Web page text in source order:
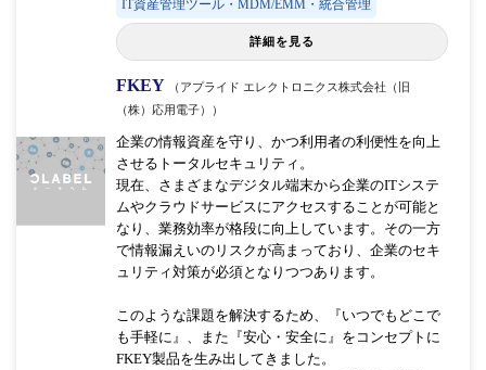
IT資産管理ツール・MDM/EMM・統合管理
詳細を見る
FKEY
（アプライド エレクトロニクス株式会社（旧
（株）応用電子））
企業の情報資産を守り、かつ利用者の利便性を向上
させるトータルセキュリティ。
現在、さまざまなデジタル端末から企業のITシステ
ムやクラウドサービスにアクセスすることが可能と
なり、業務効率が格段に向上しています。その一方
で情報漏えいのリスクが高まっており、企業のセキ
ュリティ対策が必須となりつつあります。
このような課題を解決するため、『いつでもどこで
も手軽に』、また『安心・安全に』をコンセプトに
FKEY製品を生み出してきました。